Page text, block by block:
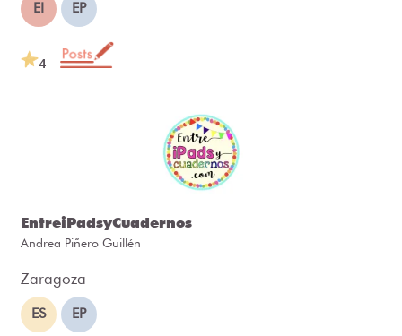
EI EP
4
EntreiPadsyCuadernos
Andrea Piñero Guillén
Zaragoza
ES EP